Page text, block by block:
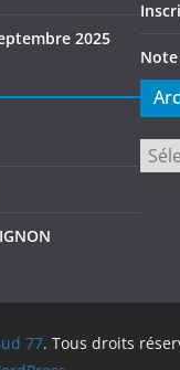
2025
77. Tous droits